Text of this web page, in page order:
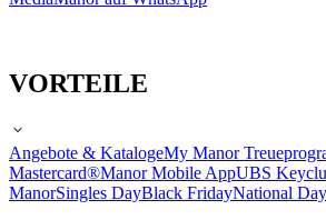
VORTEILE
Angebote & KatalogeMy Manor
Mastercard®Manor Mobile AppUBS
ManorSingles DayBlack FridayNational Day